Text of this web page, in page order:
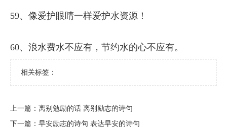
59、像爱护眼睛一样爱护水资源！
60、浪水费水不应有，节约水的心不应有。
相关标签：
上一篇： ​离别勉励的话 离别励志的诗句
下一篇： ​早安励志的诗句 表达早安的诗句